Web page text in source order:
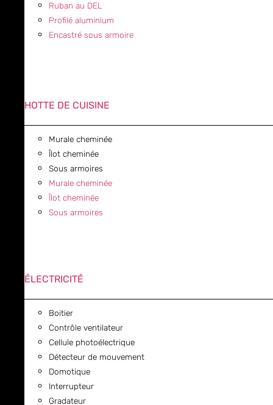
Ruban au DEL
Profilé aluminium
Encastré sous armoire
HOTTE DE CUISINE
Murale cheminée
Îlot cheminée
Sous armoires
Murale cheminée
Îlot cheminée
Sous armoires
ÉLECTRICITÉ
Boitier
Contrôle ventilateur
Cellule photoélectrique
Détecteur de mouvement
Domotique
Interrupteur
Gradateur